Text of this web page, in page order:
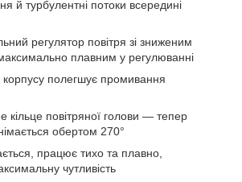
й турбулентні потоки всередині
регулятор повітря зі зниженим
плавним у регулюванні
полегшує промивання
кільце повітряної голови — тепер
обертом 270°
працює тихо та плавно,
чутливість